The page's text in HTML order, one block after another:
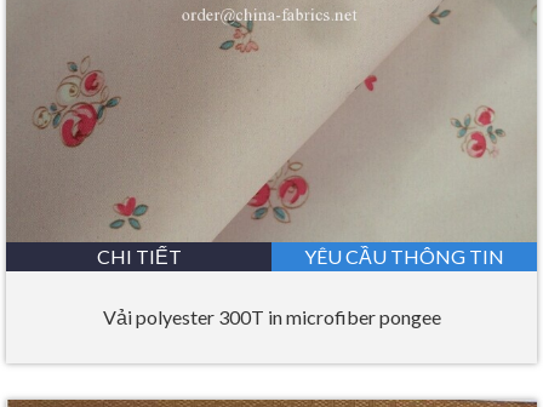
CHI TIẾT YÊU CẦU THÔNG TIN
Vải polyester 300T in microfiber pongee